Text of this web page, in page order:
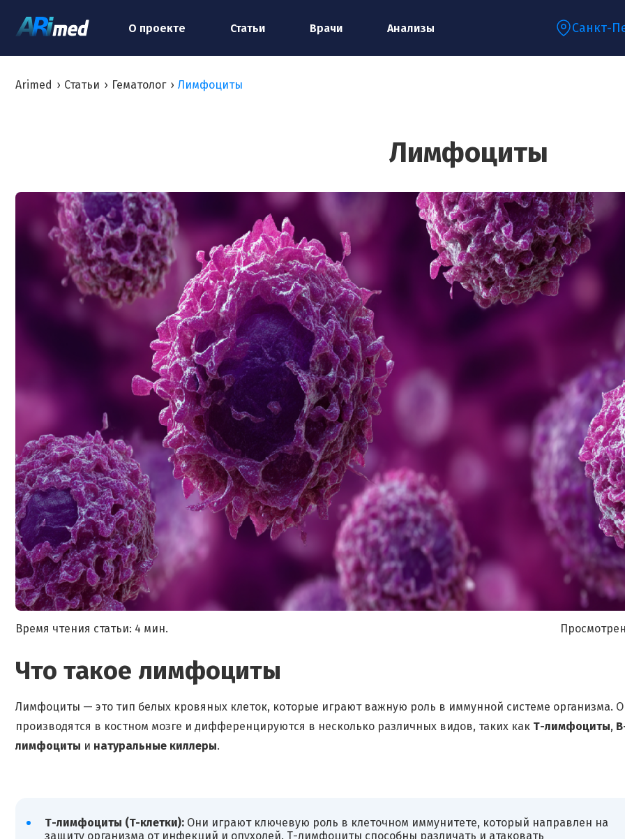
О проекте Статьи Врачи Анализы Санкт-
Arimed › Статьи › Гематолог › Лимфоциты
Лимфоциты
Время чтения статьи: 4 мин.
Что такое лимфоциты
Лимфоциты — это тип белых кровяных клеток, которые играют важную роль в иммунной системе организма.
производятся в костном мозге и дифференцируются в несколько различных видов, таких как Т-лимфоциты,
лимфоциты и натуральные киллеры.
Т-лимфоциты (T-клетки):Они играют ключевую роль в клеточном иммунитете, который направлен на
защиту организма от инфекций и опухолей. Т-лимфоциты способны различать и атаковать
Ваш телефон:*
Ваш e-mail:*
Я согласен на